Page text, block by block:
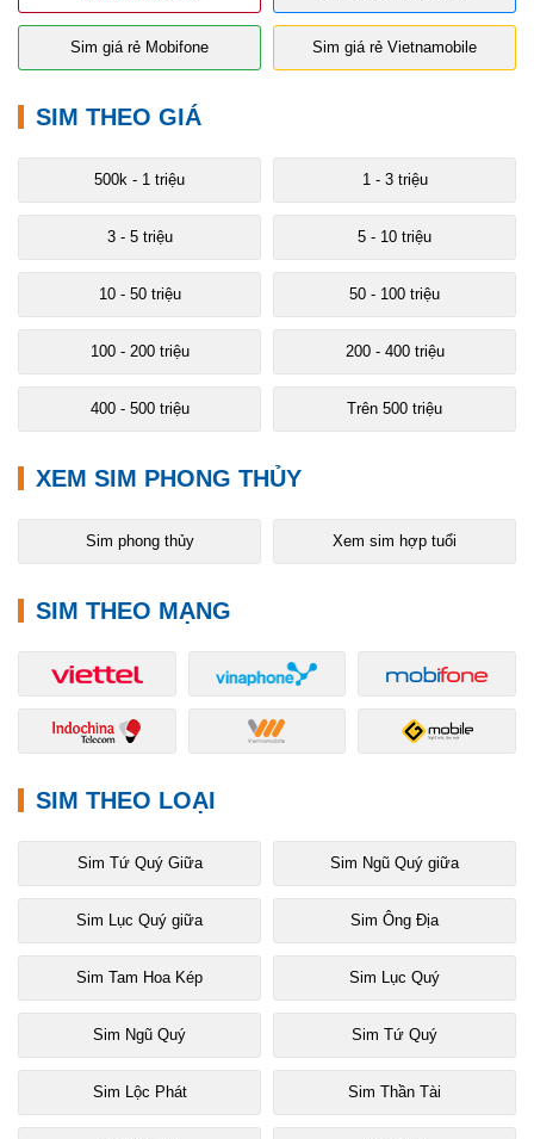
Sim giá rẻ Mobifone Sim giá rẻ Vietnamobile
SIM THEO GIÁ
500k - 1 triệu 1 - 3 triệu
3 - 5 triệu 5 - 10 triệu
10 - 50 triệu 50 - 100 triệu
100 - 200 triệu 200 - 400 triệu
400 - 500 triệu Trên 500 triệu
XEM SIM PHONG THỦY
Sim phong thủy Xem sim hợp tuổi
SIM THEO MẠNG
SIM THEO LOẠI
Sim Tứ Quý Giữa Sim Ngũ Quý giữa
Sim Lục Quý giữa Sim Ông Địa
Sim Tam Hoa Kép Sim Lục Quý
Sim Ngũ Quý Sim Tứ Quý
Sim Lộc Phát Sim Thần Tài